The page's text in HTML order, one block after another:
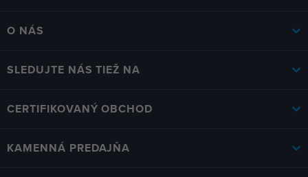
O NÁS
SLEDUJTE NÁS TIEŽ NA
CERTIFIKOVANÝ OBCHOD
KAMENNÁ PREDAJŇA